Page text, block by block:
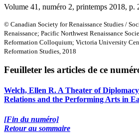
Volume 41, numéro 2, printemps 2018, p.
© Canadian Society for Renaissance Studies /
Renaissance; Pacific Northwest Renaissance
Reformation Colloquium; Victoria University
Reformation Studies, 2018
Feuilleter les articles de ce
Welch, Ellen R. A Theater of
Relations and the Performing Arts in
[Fin du numéro]
Retour au sommaire